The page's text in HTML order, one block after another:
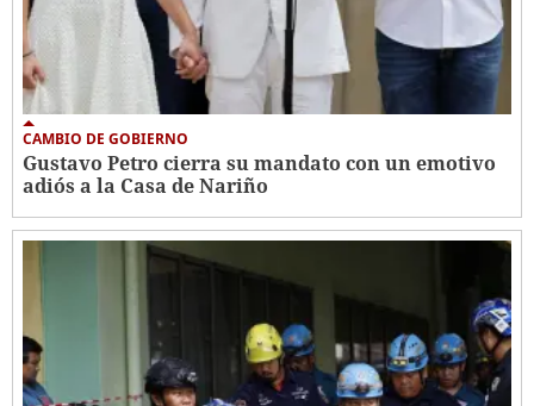
CAMBIO DE GOBIERNO
Gustavo Petro cierra su mandato con un emotivo
adiós a la Casa de Nariño